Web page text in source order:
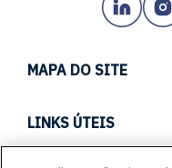
MAPA DO SITE
CARREIRAS
LINKS ÚTEIS